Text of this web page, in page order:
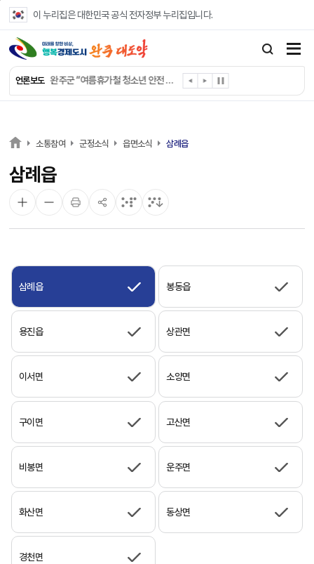
이 누리집은 대한민국 공식 전자정부 누리집입니다.
언론보도
완주군, ‘수의계약 총량제’ 개편 운영
완주군 청소년, 초록우산 지원으로 치과 치료
완주군, 모바일 헬스케어 “내 건강 변화 직접 확인”
완주군 “여름휴가철 청소년 안전 지킨다”
완주 청소년, 삼성 임직원 만나 미래 진로 그린다
완주 봉동읍, 희망나눔가게·행복빨래방 만족도 조사
소통참여 군정소식 읍면소식 삼례읍
삼례읍
삼례읍 봉동읍
용진읍 상관면
이서면 소양면
구이면 고산면
비봉면 운주면
화산면 동상면
경천면